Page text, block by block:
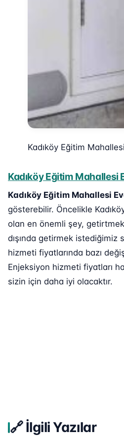
Kadıköy Eğitim
Kadıköy Eğitim Mahallesi
Kadıköy Eğitim Mahallesi
gösterebilir. Öncelikle
olan en önemli şey,
dışında getirmek istediğimiz
hizmeti fiyatlarında bazı
Enjeksiyon hizmeti fiyatları
sizin için daha iyi olacaktır.
🔗 İlgili Yazılar